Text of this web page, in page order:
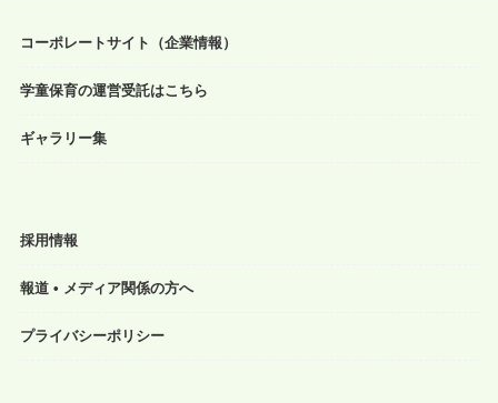
コーポレートサイト（企業情報）
学童保育の運営受託はこちら
ギャラリー集
採用情報
報道 • メディア関係の方へ
プライバシーポリシー